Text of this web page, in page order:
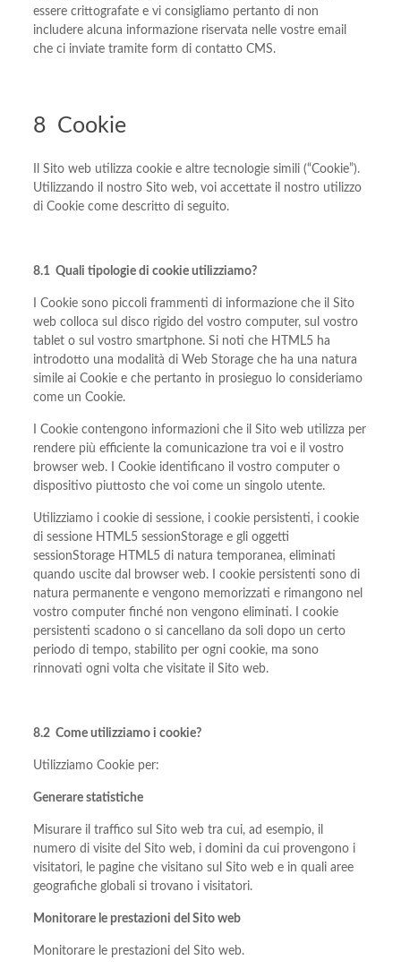
essere crittografate e vi consigliamo pertanto di non
includere alcuna informazione riservata nelle vostre email
che ci inviate tramite form di contatto CMS.
8 Cookie
Il Sito web utilizza cookie e altre tecnologie simili (“Cookie”).
Utilizzando il nostro Sito web, voi accettate il nostro utilizzo
di Cookie come descritto di seguito.
8.1 Quali tipologie di cookie utilizziamo?
I Cookie sono piccoli frammenti di informazione che il Sito
web colloca sul disco rigido del vostro computer, sul vostro
tablet o sul vostro smartphone. Si noti che HTML5 ha
introdotto una modalità di Web Storage che ha una natura
simile ai Cookie e che pertanto in prosieguo lo consideriamo
come un Cookie.
I Cookie contengono informazioni che il Sito web utilizza per
rendere più efficiente la comunicazione tra voi e il vostro
browser web. I Cookie identificano il vostro computer o
dispositivo piuttosto che voi come un singolo utente.
Utilizziamo i cookie di sessione, i cookie persistenti, i cookie
di sessione HTML5 sessionStorage e gli oggetti
sessionStorage HTML5 di natura temporanea, eliminati
quando uscite dal browser web. I cookie persistenti sono di
natura permanente e vengono memorizzati e rimangono nel
vostro computer finché non vengono eliminati. I cookie
persistenti scadono o si cancellano da soli dopo un certo
periodo di tempo, stabilito per ogni cookie, ma sono
rinnovati ogni volta che visitate il Sito web.
8.2 Come utilizziamo i cookie?
Utilizziamo Cookie per:
Generare statistiche
Misurare il traffico sul Sito web tra cui, ad esempio, il
numero di visite del Sito web, i domini da cui provengono i
visitatori, le pagine che visitano sul Sito web e in quali aree
geografiche globali si trovano i visitatori.
Monitorare le prestazioni del Sito web
Monitorare le prestazioni del Sito web.